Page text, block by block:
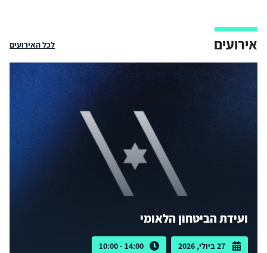
אירועים לכל האירועים
ועידת הביטחון הלאומי
27 ביולי, 2026 14:00 - 10:00